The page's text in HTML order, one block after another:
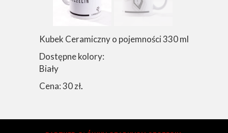
Kubek Ceramiczny o pojemności 330 ml
Dostępne kolory:
Biały
Cena: 30 zł.